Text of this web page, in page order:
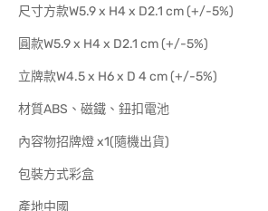
尺寸方款W5.9 x H4 x D2.1 cm (+/-5%)
圓款W5.9 x H4 x D2.1 cm (+/-5%)
立牌款W4.5 x H6 x D 4 cm (+/-5%)
材質ABS、磁鐵、鈕扣電池
內容物招牌燈 x1(隨機出貨)
包裝方式彩盒
產地中國